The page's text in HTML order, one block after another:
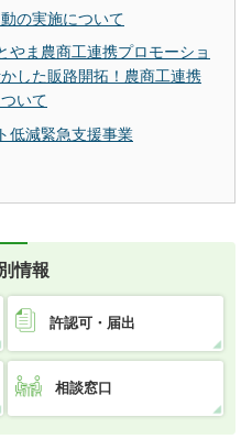
の実施について
やま農商工連携プロモーショ
した販路開拓！農商工連携
いて
低減緊急支援事業
情報
許認可・届出
相談窓口